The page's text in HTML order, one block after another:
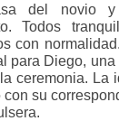
del novio y
Todos
con
para Diego,
ceremonia. La
con su